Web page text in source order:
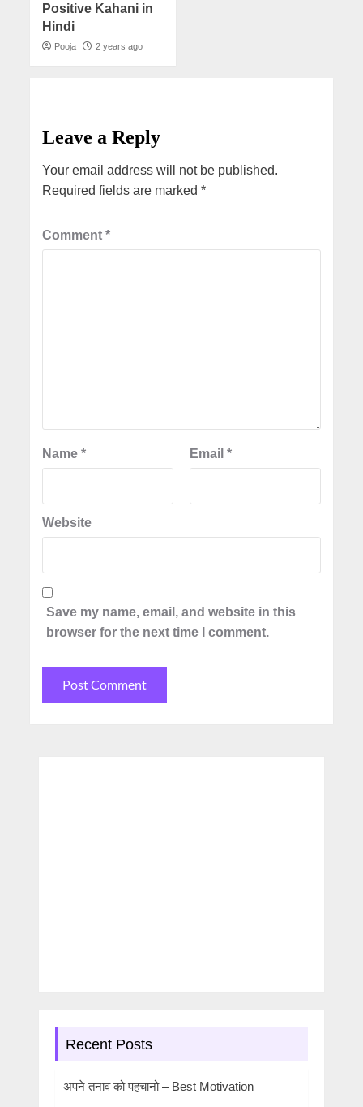
Positive Kahani in
Hindi
Pooja 2 years ago
Leave a Reply
Your email address will not be published.
Required fields are marked*
Comment*
Name* Email *
Website
Save my name, email, and website in this
browser for the next time I comment.
Recent Posts
अपने तनाव को पहचानो – Best Motivation